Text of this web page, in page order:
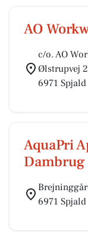
AO
c/o. AO
Ølstrupvej
6971 Spjald
AquaPri
Dambrug
6971 Spjald